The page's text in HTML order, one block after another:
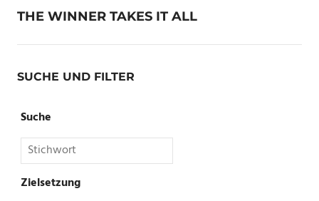
THE WINNER TAKES IT ALL
SUCHE UND FILTER
Suche
Zielsetzung